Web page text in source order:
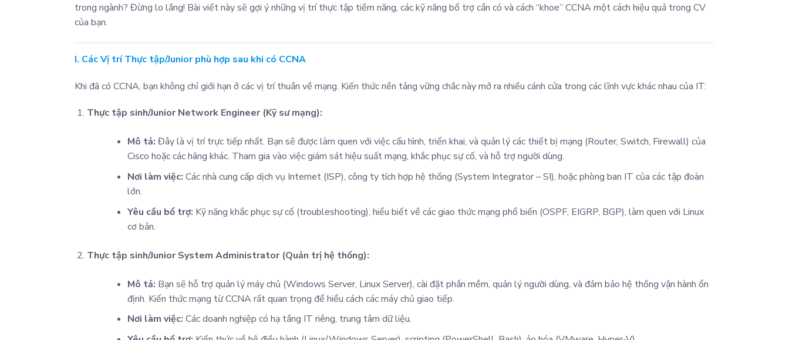
trong ngành? Đừng lo lắng! Bài viết này sẽ gợi ý những vị trí thực tập tiềm năng, các kỹ năng bổ trợ cần có và cách “khoe” CCNA một cách hiệu quả trong CV
của bạn.
I. Các Vị trí Thực tập/Junior phù hợp sau khi có CCNA
Khi đã có CCNA, bạn không chỉ giới hạn ở các vị trí thuần về mạng. Kiến thức nền tảng vững chắc này mở ra nhiều cánh cửa trong các lĩnh vực khác nhau của IT:
Thực tập sinh/Junior Network Engineer (Kỹ sư mạng):
Mô tả: Đây là vị trí trực tiếp nhất. Bạn sẽ được làm quen với việc cấu hình, triển khai, và quản lý các thiết bị mạng (Router, Switch, Firewall) của
Cisco hoặc các hãng khác. Tham gia vào việc giám sát hiệu suất mạng, khắc phục sự cố, và hỗ trợ người dùng.
Nơi làm việc: Các nhà cung cấp dịch vụ Internet (ISP), công ty tích hợp hệ thống (System Integrator – SI), hoặc phòng ban IT của các tập đoàn
lớn.
Yêu cầu bổ trợ: Kỹ năng khắc phục sự cố (troubleshooting), hiểu biết về các giao thức mạng phổ biến (OSPF, EIGRP, BGP), làm quen với Linux
cơ bản.
Thực tập sinh/Junior System Administrator (Quản trị hệ thống):
Mô tả: Bạn sẽ hỗ trợ quản lý máy chủ (Windows Server, Linux Server), cài đặt phần mềm, quản lý người dùng, và đảm bảo hệ thống vận hành ổn
định. Kiến thức mạng từ CCNA rất quan trọng để hiểu cách các máy chủ giao tiếp.
Nơi làm việc: Các doanh nghiệp có hạ tầng IT riêng, trung tâm dữ liệu.